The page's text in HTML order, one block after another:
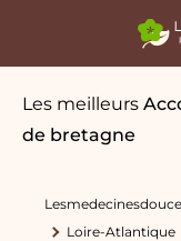
Les meilleurs
de bretagne
Loire-Atlantique